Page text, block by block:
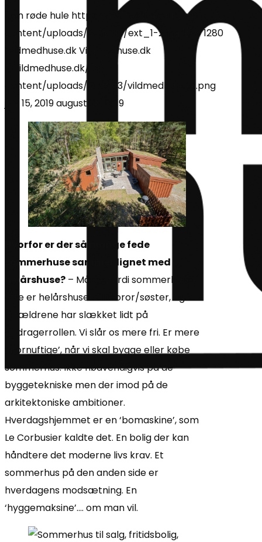
Den røde hule https://vildmedhuse.dk/wp-
content/uploads/2019/06/ext_1-2.jpg
19201280
Vildmedhuse.dkVildmedhuse.dk
//vildmedhuse.dk/wp-
content/uploads/2019/03/vildmedhuse_1.png
juni 15, 2019august 28, 2019
Hvorfor er der så mange fede
sommerhuse sammenlignet med
helårshuse? – Måske fordi sommerhuset
ofte er helårshusets lillebror/søster, og
forældrene har slækket lidt på
opdragerrollen. Vi slår os mere fri. Er mere
‘ufornuftige’, når vi skal bygge eller købe
sommerhus. Ikke nødvendigvis på de
byggetekniske men der imod på de
arkitektoniske ambitioner.
Hverdagshjemmet er en ‘bomaskine’, som
Le Corbusier kaldte det. En bolig der kan
håndtere det moderne livs krav. Et
sommerhus på den anden side er
hverdagens modsætning. En
‘hyggemaksine’…. om man vil.